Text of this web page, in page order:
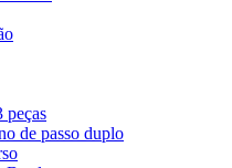
peças
de passo duplo